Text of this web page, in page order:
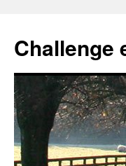
content
Challenge